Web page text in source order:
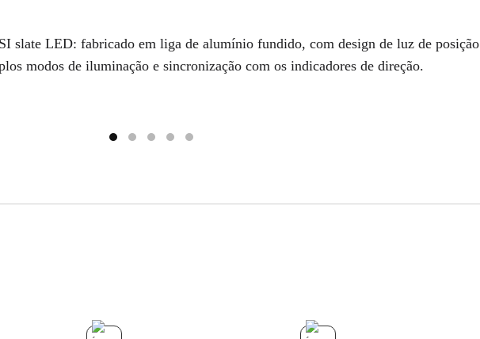
slate LED: fabricado em liga de alumínio fundido, com design de luz de posição
modos de iluminação e sincronização com os indicadores de direção.